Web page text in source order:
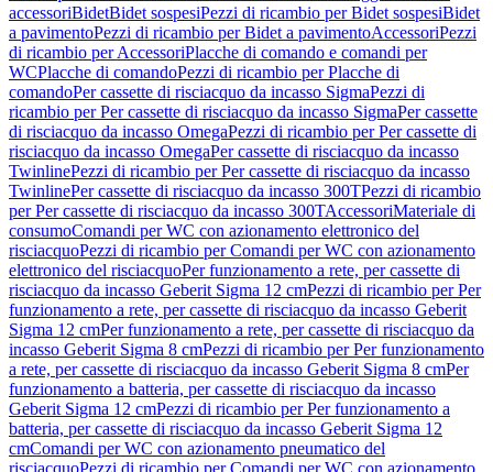
accessoriBidetBidet sospesiPezzi di ricambio per Bidet sospesiBidet
a pavimentoPezzi di ricambio per Bidet a pavimentoAccessoriPezzi
di ricambio per AccessoriPlacche di comando e comandi per
WCPlacche di comandoPezzi di ricambio per Placche di
comandoPer cassette di risciacquo da incasso SigmaPezzi di
ricambio per Per cassette di risciacquo da incasso SigmaPer cassette
di risciacquo da incasso OmegaPezzi di ricambio per Per cassette di
risciacquo da incasso OmegaPer cassette di risciacquo da incasso
TwinlinePezzi di ricambio per Per cassette di risciacquo da incasso
TwinlinePer cassette di risciacquo da incasso 300TPezzi di ricambio
per Per cassette di risciacquo da incasso 300TAccessoriMateriale di
consumoComandi per WC con azionamento elettronico del
risciacquoPezzi di ricambio per Comandi per WC con azionamento
elettronico del risciacquoPer funzionamento a rete, per cassette di
risciacquo da incasso Geberit Sigma 12 cmPezzi di ricambio per Per
funzionamento a rete, per cassette di risciacquo da incasso Geberit
Sigma 12 cmPer funzionamento a rete, per cassette di risciacquo da
incasso Geberit Sigma 8 cmPezzi di ricambio per Per funzionamento
a rete, per cassette di risciacquo da incasso Geberit Sigma 8 cmPer
funzionamento a batteria, per cassette di risciacquo da incasso
Geberit Sigma 12 cmPezzi di ricambio per Per funzionamento a
batteria, per cassette di risciacquo da incasso Geberit Sigma 12
cmComandi per WC con azionamento pneumatico del
risciacquoPezzi di ricambio per Comandi per WC con azionamento